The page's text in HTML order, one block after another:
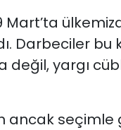
Mart’ta
Darbeciler bu
değil, yargı
ancak seçimle